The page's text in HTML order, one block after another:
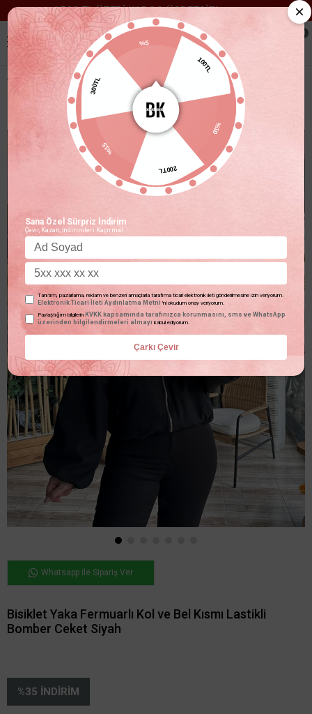
1500 TL ÜZERİ KARGO ÜCRETSİZ!
0
Whatsapp ile Sipariş Ver
Bisiklet Yaka Fermuarlı Kol ve Bel Kısmı Lastikli
Bomber Ceket Siyah
%35 İNDIRIM
%5
100TL
%10
200TL
%15
300TL
Sana Özel Sürpriz İndirim
Çevir, Kazan, İndirimleri Kaçırma!
Tanıtım, pazarlama, reklam ve benzeri amaçlarla tarafıma ticari elektronik ileti gönderilmesine izin veriyorum.
Elektronik Ticari İleti Aydınlatma Metni 'ni okudum onay veriyorum.
Paylaştığım bilgilerin KVKK kapsamında tarafınızca korunmasını, sms ve WhatsApp
üzerinden bilgilendirmeleri almayı kabul ediyorum.
Çarkı Çevir